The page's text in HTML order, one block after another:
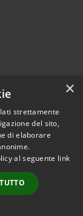
• Comune di
Berici • Powered
Accesso
×
strettamente
del sito,
di elaborare
al seguente link